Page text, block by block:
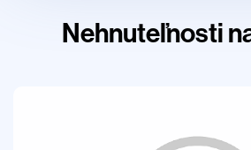
Nehnuteľnosti